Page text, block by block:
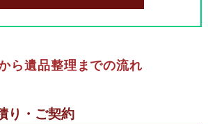
ら遺品整理までの流れ
り・ご契約